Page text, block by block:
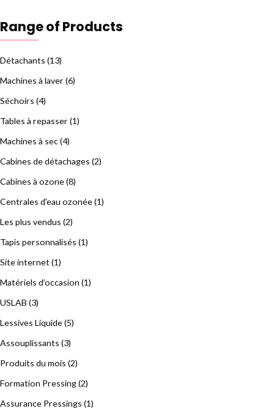
Range of Products
Détachants (13)
Machines à laver (6)
Séchoirs (4)
Tables à repasser (1)
Machines à sec(4)
Cabines de détachages (2)
Cabines à ozone(8)
Centrales d'eau ozonée(1)
Les plus vendus (2)
Tapis personnalisés (1)
Site internet(1)
Matériels d’occasion (1)
USLAB (3)
Lessives Liquide(5)
Assouplissants (3)
Produits du mois (2)
Formation Pressing(2)
Assurance Pressings (1)